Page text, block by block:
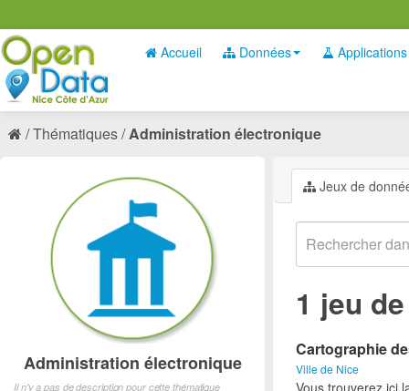
Accueil Données Applications
Thématiques Administration électronique
Jeux de
1 jeu
Cartographie
Ville de Nice
Vous trouverez ici
Administration électronique
Il n'y a pas de description pour cette thématique